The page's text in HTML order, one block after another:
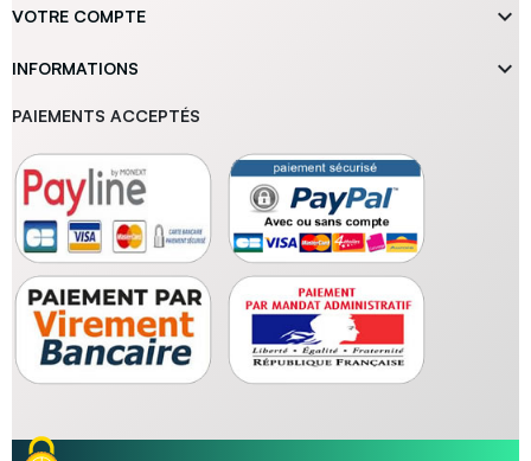
VOTRE COMPTE 
INFORMATIONS 
PAIEMENTS ACCEPTÉS